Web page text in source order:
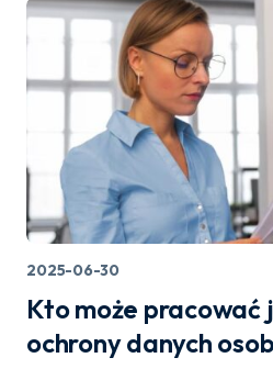
2025-06-30
Kto może pracować
ochrony danych